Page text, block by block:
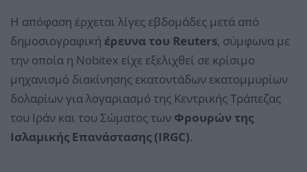
Η απόφαση έρχεται λίγες εβδομάδες μετά από
δημοσιογραφική έρευνα του Reuters, σύμφωνα με
την οποία η Nobitex είχε εξελιχθεί σε κρίσιμο
μηχανισμό διακίνησης εκατοντάδων εκατομμυρίων
δολαρίων για λογαριασμό της Κεντρικής Τράπεζας
του Ιράν και του Σώματος των Φρουρών της
Ισλαμικής Επανάστασης (IRGC).